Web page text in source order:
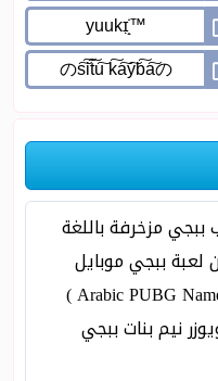
مزخرفة باللغة
لعبة ببجي موبايل
كلها جاهزة للنسخ ( Arabic PUBG Names For Girls )
نيم بنات ببجي